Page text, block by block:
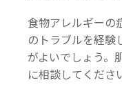
食物アレルギーの
のトラブルを経験
がよいでしょう。
に相談してくださ